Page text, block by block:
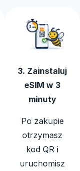
3. Zainstaluj
eSIM w 3
minuty
Po zakupie
otrzymasz
kod QR i
uruchomisz